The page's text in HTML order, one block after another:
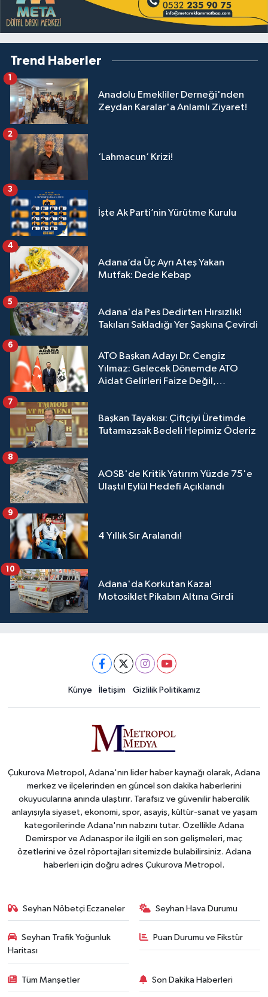
Trend Haberler
Anadolu Emekliler Derneği'nden
Zeydan Karalar'a Anlamlı Ziyaret!
1
‘Lahmacun’ Krizi!
2
İşte Ak Parti’nin Yürütme Kurulu
3
Adana’da Üç Ayrı Ateş Yakan
Mutfak: Dede Kebap
4
Adana'da Pes Dedirten Hırsızlık!
Takıları Sakladığı Yer Şaşkına Çevirdi
5
ATO Başkan Adayı Dr. Cengiz
Yılmaz: Gelecek Dönemde ATO
Aidat Gelirleri Faize Değil,
6
Başkan Tayakısı: Çiftçiyi Üretimde
Tutamazsak Bedeli Hepimiz Öderiz
7
AOSB'de Kritik Yatırım Yüzde 75'e
Ulaştı! Eylül Hedefi Açıklandı
8
4 Yıllık Sır Aralandı!
9
Adana'da Korkutan Kaza!
Motosiklet Pikabın Altına Girdi
10
Künye İletişim Gizlilik Politikamız
Çukurova Metropol, Adana'nın lider haber kaynağı olarak, Adana
merkez ve ilçelerinden en güncel son dakika haberlerini
okuyucularına anında ulaştırır. Tarafsız ve güvenilir habercilik
anlayışıyla siyaset, ekonomi, spor, asayiş, kültür-sanat ve yaşam
kategorilerinde Adana'nın nabzını tutar. Özellikle Adana
Demirspor ve Adanaspor ile ilgili en son gelişmeleri, maç
özetlerini ve özel röportajları sitemizde bulabilirsiniz. Adana
haberleri için doğru adres Çukurova Metropol.
Seyhan Nöbetçi Eczaneler Seyhan Hava Durumu
Seyhan Trafik Yoğunluk
Haritası
Puan Durumu ve Fikstür
Tüm Manşetler Son Dakika Haberleri